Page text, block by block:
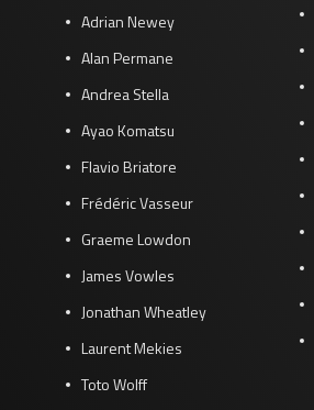
Kwalificatie
Adrian Newey
Alan Permane
Andrea Stella
Ayao Komatsu
Flavio Briatore
Frédéric Vasseur
Graeme Lowdon
James Vowles
Jonathan Wheatley
Laurent Mekies
Toto Wolff